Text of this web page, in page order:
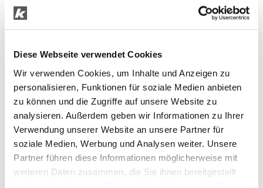
Diese Webseite verwendet Cookies
Wir verwenden Cookies, um Inhalte und Anzeigen zu
personalisieren, Funktionen für soziale Medien anbieten
zu können und die Zugriffe auf unsere Website zu
analysieren. Außerdem geben wir Informationen zu Ihrer
Verwendung unserer Website an unsere Partner für
soziale Medien, Werbung und Analysen weiter. Unsere
Partner führen diese Informationen möglicherweise mit
weiteren Daten zusammen, die Sie ihnen bereitgestellt
Ein Angebot der ŠKODA Leasing, Zweigniederlassung der
Volkswagen Leasing GmbH, Gifhorner Straße 57, 38112
Braunschweig, für die wir als ungebundener Vermittler
gemeinsam mit dem Kunden die für den Abschluss des
Leasingvertrags nötigen Vertragsunterlagen